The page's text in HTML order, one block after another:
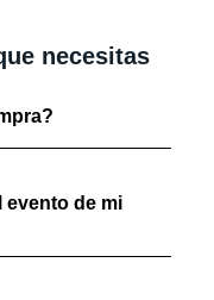
necesitas
evento de mi